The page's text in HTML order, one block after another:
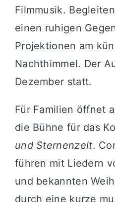
Filmmusik.
einen ruhigen
Projektionen am
Nachthimmel. Der
Dezember statt.
Für Familien öffnet
die Bühne für das
und Sternenzelt.
führen mit Liedern
und bekannten
durch eine kurze